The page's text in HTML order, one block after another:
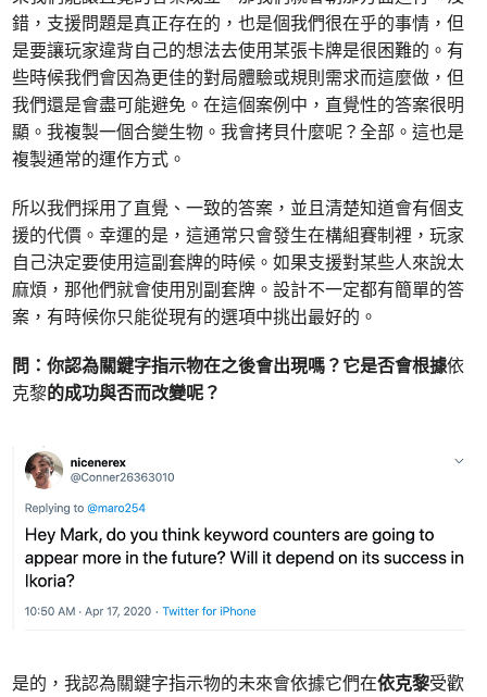
錯，支援問題是真正存在的，也是個我們很在乎的事情，但
是要讓玩家違背自己的想法去使用某張卡牌是很困難的。有
些時候我們會因為更佳的對局體驗或規則需求而這麼做，但
我們還是會盡可能避免。在這個案例中，直覺性的答案很明
顯。我複製一個合變生物。我會拷貝什麼呢？全部。這也是
複製通常的運作方式。
所以我們採用了直覺、一致的答案，並且清楚知道會有個支
援的代價。幸運的是，這通常只會發生在構組賽制裡，玩家
自己決定要使用這副套牌的時候。如果支援對某些人來說太
麻煩，那他們就會使用別副套牌。設計不一定都有簡單的答
案，有時候你只能從現有的選項中挑出最好的。
問：你認為關鍵字指示物在之後會出現嗎？它是否會根據依
克黎的成功與否而改變呢？
是的，我認為關鍵字指示物的未來會依據它們在依克黎受歡